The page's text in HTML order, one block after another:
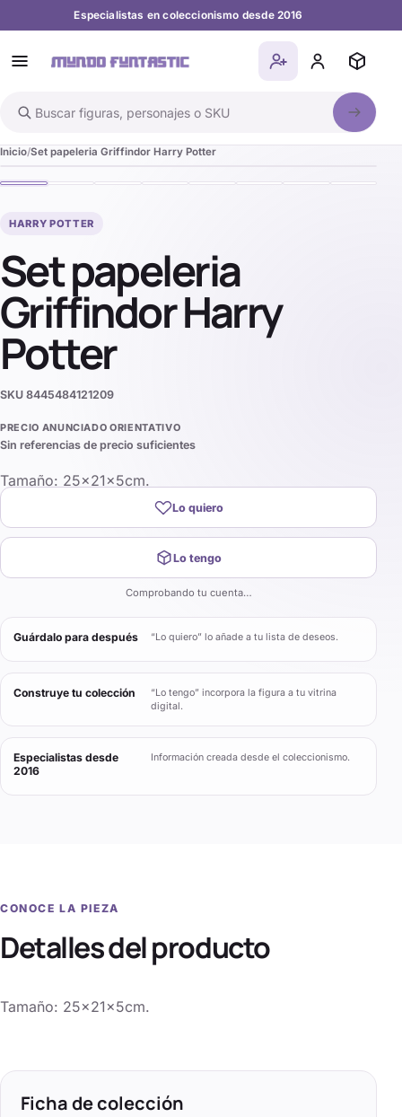
Especialistas en coleccionismo desde 2016
Buscar en el catálogo
Inicio Set papeleria Griffindor Harry Potter
HARRY POTTER
Set papeleria
Griffindor Harry
Potter
SKU 8445484121209
PRECIO ANUNCIADO ORIENTATIVO
Sin referencias de precio suficientes
Tamaño: 25x21x5cm.
Lo quiero
Lo tengo
Comprobando tu cuenta…
Guárdalo para después “Lo quiero” lo añade a tu lista de deseos.
Construye tu colección
“Lo tengo” incorpora la figura a tu vitrina
digital.
Especialistas desde
2016
Información creada desde el coleccionismo.
CONOCE LA PIEZA
Detalles del producto
Tamaño: 25x21x5cm.
Ficha de colección